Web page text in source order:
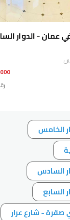
عمان - الدوار
JD
الخامس
السادس
السابع
صقرة - شارع عرار